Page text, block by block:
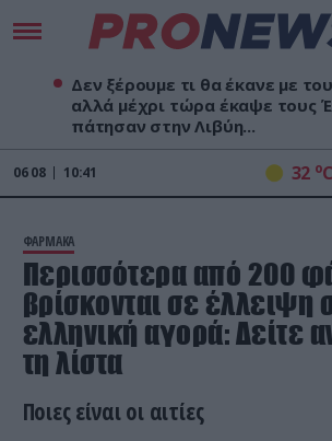
Δεν ξέρουμε τι θα έκανε με
αλλά μέχρι τώρα έκαψε τους
πάτησαν στην Λιβύη...
06 08 10:41 32 oC
ΦΑΡΜΑΚΑ
Περισσότερα από 200
βρίσκονται σε έλλειψη
ελληνική αγορά: Δείτε
τη λίστα
Ποιες είναι οι αιτίες